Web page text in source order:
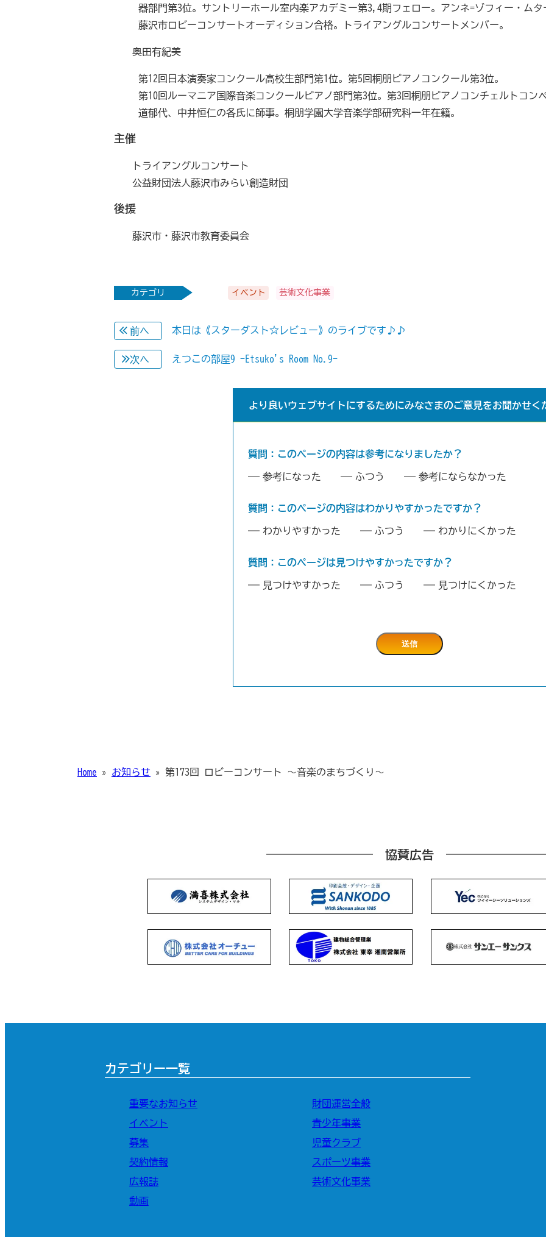
器部門第3位。サントリーホール室内楽アカデミー第3,4期フェロー。アンネ=ゾフィー・ムタ
藤沢市ロビーコンサートオーディション合格。トライアングルコンサートメンバー。
奥田有紀美
第12回日本演奏家コンクール高校生部門第1位。第5回桐朋ピアノコンクール第3位。
第10回ルーマニア国際音楽コンクールピアノ部門第3位。第3回桐朋ピアノコンチェルトコン
道郁代、中井恒仁の各氏に師事。桐朋学園大学音楽学部研究科一年在籍。
主催
トライアングルコンサート
公益財団法人藤沢市みらい創造財団
後援
藤沢市・藤沢市教育委員会
カテゴリ イベント 芸術文化事業
前へ 本日は《スターダスト☆レビュー》のライブです♪♪
次へ えつこの部屋9 -Etsuko's Room No.9-
より良いウェブサイトにするためにみなさまのご意見をお聞かせく
質問：このページの内容は参考になりましたか？
参考になった ふつう 参考にならなかった
質問：このページの内容はわかりやすかったですか？
わかりやすかった ふつう わかりにくかった
質問：このページは見つけやすかったですか？
見つけやすかった ふつう 見つけにくかった
Home » お知らせ » 第173回 ロビーコンサート ～音楽のまちづくり～
協賛広告
カテゴリー一覧
重要なお知らせ
イベント
募集
契約情報
広報誌
動画
財団運営全般
青少年事業
児童クラブ
スポーツ事業
芸術文化事業